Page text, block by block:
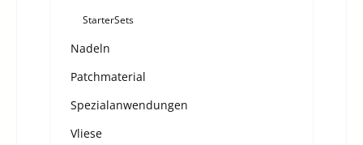
StarterSets
Nadeln
Patchmaterial
Spezialanwendungen
Vliese